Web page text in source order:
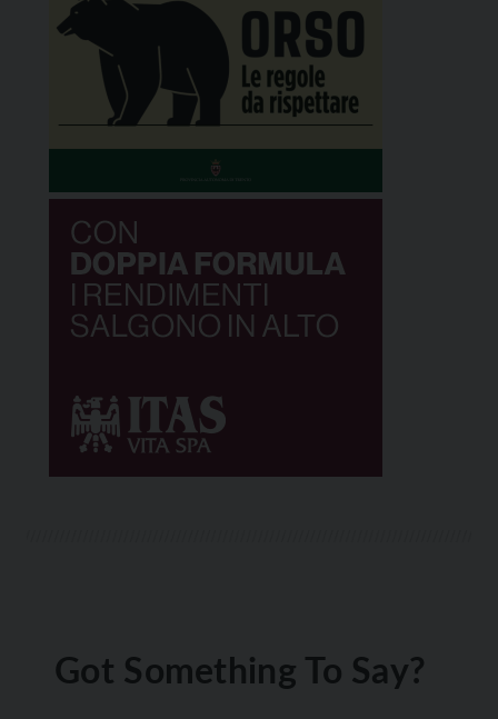
Got Something To Say?